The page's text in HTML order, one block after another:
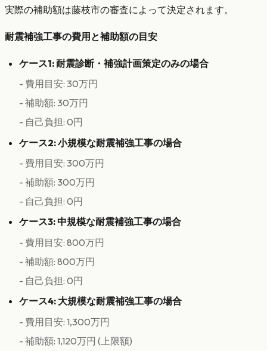
実際の補助額は藤枝市の審査によって決定されます。
耐震補強工事の費用と補助額の目安
ケース1: 耐震診断・補強計画策定のみの場合
- 費用目安: 30万円
- 補助額: 30万円
- 自己負担: 0円
ケース2: 小規模な耐震補強工事の場合
- 費用目安: 300万円
- 補助額: 300万円
- 自己負担: 0円
ケース3: 中規模な耐震補強工事の場合
- 費用目安: 800万円
- 補助額: 800万円
- 自己負担: 0円
ケース4: 大規模な耐震補強工事の場合
- 費用目安: 1,300万円
- 補助額: 1,120万円 (上限額)